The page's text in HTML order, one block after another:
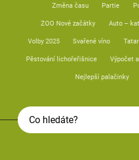
Změna času Partie
ZOO Nové začátky Auto –
Volby 2025 Svařené víno
Pěstování lichořeřišnice Výpočet
Nejlepší palačinky